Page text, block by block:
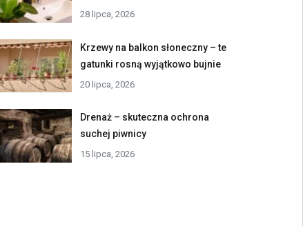
28 lipca, 2026
Krzewy na balkon słoneczny – te
gatunki rosną wyjątkowo bujnie
20 lipca, 2026
Drenaż – skuteczna ochrona
suchej piwnicy
15 lipca, 2026